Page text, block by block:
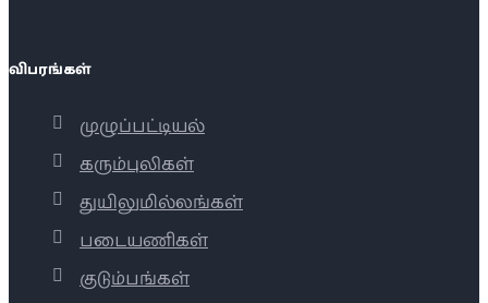
விபரங்கள்
முழுப்பட்டியல்
கரும்புலிகள்
துயிலுமில்லங்கள்
படையணிகள்
குடும்பங்கள்